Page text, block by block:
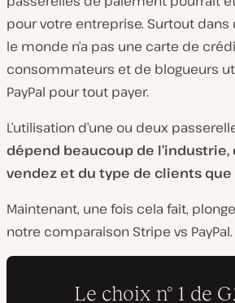
pour votre entreprise. Surtout dans
le monde n’a pas une carte de
consommateurs et de blogueurs
PayPal pour tout payer.
L’utilisation d’une ou deux
dépend beaucoup de l’industrie,
vendez et du type de clients que
Maintenant, une fois cela fait,
notre comparaison Stripe vs PayPal.